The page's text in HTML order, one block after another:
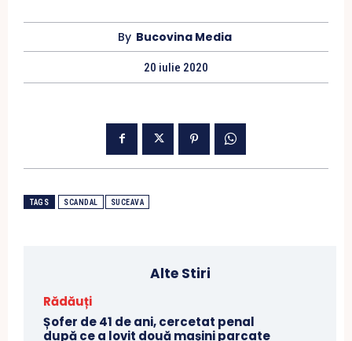
By Bucovina Media
20 iulie 2020
TAGS SCANDAL SUCEAVA
Alte Stiri
Rădăuți
Șofer de 41 de ani, cercetat penal
după ce a lovit două mașini parcate